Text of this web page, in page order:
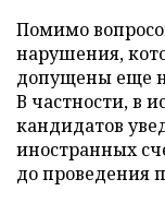
Помимо
нарушения,
допущены еще
В частности, в
кандидатов
иностранных
до проведения